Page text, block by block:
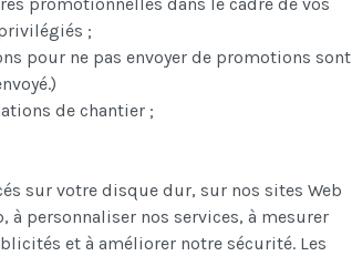
promotionnelles dans le cadre de vos
;
pour ne pas envoyer de promotions sont
de chantier ;
sur votre disque dur, sur nos sites Web
à personnaliser nos services, à mesurer
et à améliorer notre sécurité. Les